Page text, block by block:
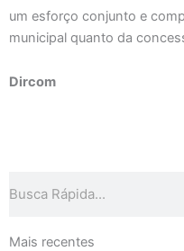
um esforço conjunto e
municipal quanto da
Dircom
Mais recentes